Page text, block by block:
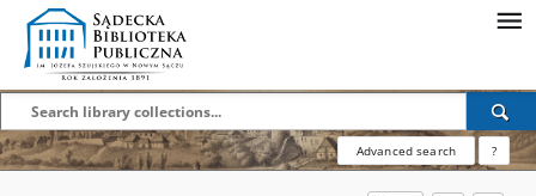
Advanced search ?